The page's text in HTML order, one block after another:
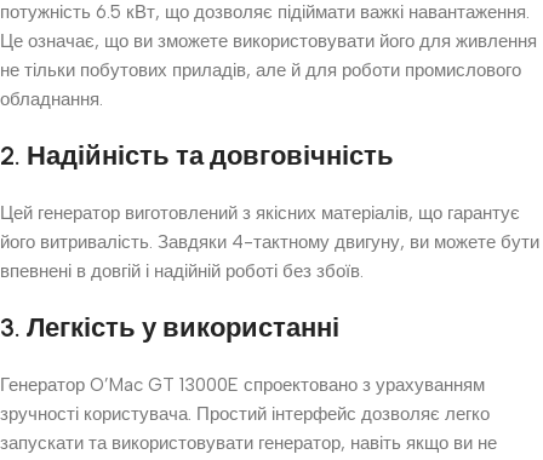
потужність 6.5 кВт, що дозволяє підіймати важкі навантаження.
Це означає, що ви зможете використовувати його для живлення
не тільки побутових приладів, але й для роботи промислового
обладнання.
2. Надійність та довговічність
Цей генератор виготовлений з якісних матеріалів, що гарантує
його витривалість. Завдяки 4-тактному двигуну, ви можете бути
впевнені в довгій і надійній роботі без збоїв.
3. Легкість у використанні
Генератор O’Mac GT 13000E спроектовано з урахуванням
зручності користувача. Простий інтерфейс дозволяє легко
запускати та використовувати генератор, навіть якщо ви не